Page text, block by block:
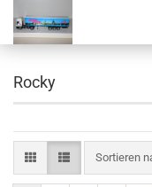
Rocky
Sortieren
Sortieren